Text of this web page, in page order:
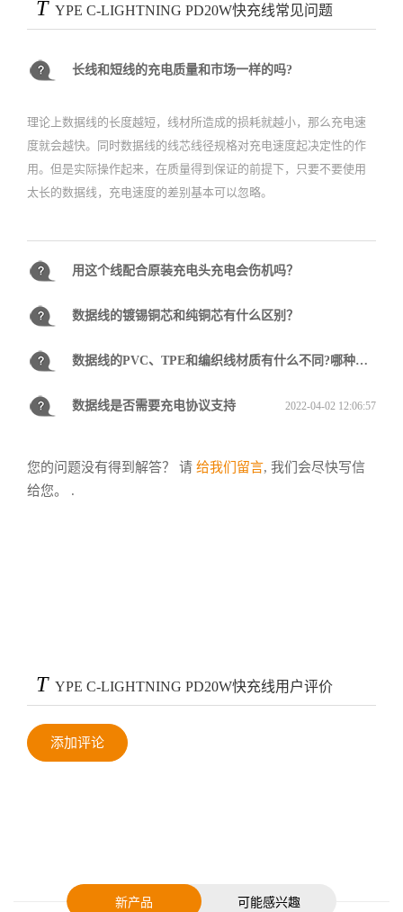
T YPE C-LIGHTNING PD20W快充线常见问题
长线和短线的充电质量和市场一样的吗?
2022-04-02 11:21:42
理论上数据线的长度越短，线材所造成的损耗就越小，那么充电速
度就会越快。同时数据线的线芯线径规格对充电速度起决定性的作
用。但是实际操作起来，在质量得到保证的前提下，只要不要使用
太长的数据线，充电速度的差别基本可以忽略。
用这个线配合原装充电头充电会伤机吗？
2022-04-02 11:22:48
数据线的镀锡铜芯和纯铜芯有什么区别？
2022-04-02 11:33:38
数据线的PVC、TPE和编织线材质有什么不同?哪种最好?
2022-04-02 11:34:43
数据线是否需要充电协议支持 2022-04-02 12:06:57
您的问题没有得到解答？ 请 给我们留言, 我们会尽快写信
给您。 .
T YPE C-LIGHTNING PD20W快充线用户评价
添加评论
新产品 可能感兴趣